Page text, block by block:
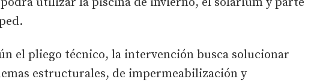
el pliego técnico, la intervención busca solucionar
estructurales, de impermeabilización y